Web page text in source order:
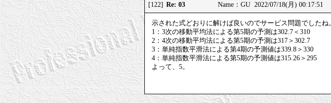
[122] Re: 03 Name：GU 2022/07/18(月) 00:17:51
示された式どおりに解けば良いのでサービス問題でしたね
1：3次の移動平均法による第5期の予測は302.7＜310
2：4次の移動平均法による第5期の予測は317＞302.7
3：単純指数平滑法による第4期の予測値は339.8＞330
4：単純指数平滑法による第5期の予測値は315.26＞295
よって、5。